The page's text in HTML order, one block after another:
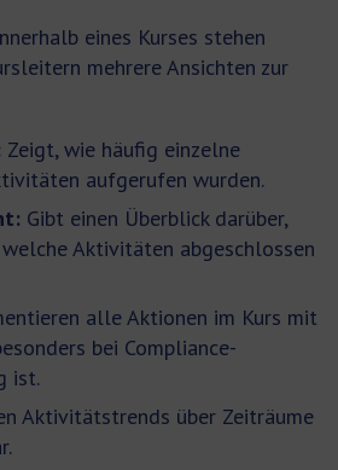
eines Kurses stehen
mehrere Ansichten zur
Zeigt, wie häufig einzelne
aufgerufen wurden.
Gibt einen Überblick darüber,
Aktivitäten abgeschlossen
alle Aktionen im Kurs mit
bei Compliance-
ist.
Aktivitätstrends über Zeiträume